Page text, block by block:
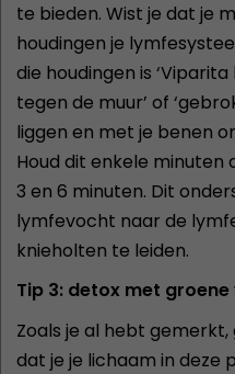
te bieden. Wist je dat je
houdingen je
die houdingen is
tegen de muur’ of
liggen en met je benen
Houd dit enkele minuten
3 en 6 minuten. Dit
lymfevocht naar de
knieholten te leiden.
Tip 3: detox met
Zoals je al hebt
dat je je lichaam in deze